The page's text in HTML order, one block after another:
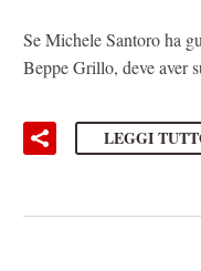
Se Michele Santoro ha
Beppe Grillo, deve aver
LEGGI